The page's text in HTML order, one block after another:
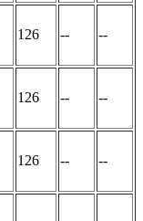
126 -- --
126 -- --
126 -- --